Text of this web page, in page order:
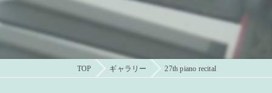
TOP ギャラリー 27th piano recital